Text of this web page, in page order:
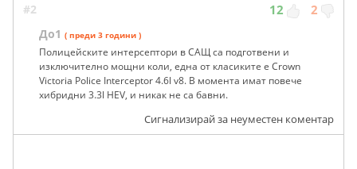
#2 12 2
До1 ( преди 3 години )
Полицейските интерсептори в САЩ са подготвени и
изключително мощни коли, една от класиките е Crown
Victoria Police Interceptor 4.6l v8. В момента имат повече
хибридни 3.3l HEV, и никак не са бавни.
Сигнализирай за неуместен коментар